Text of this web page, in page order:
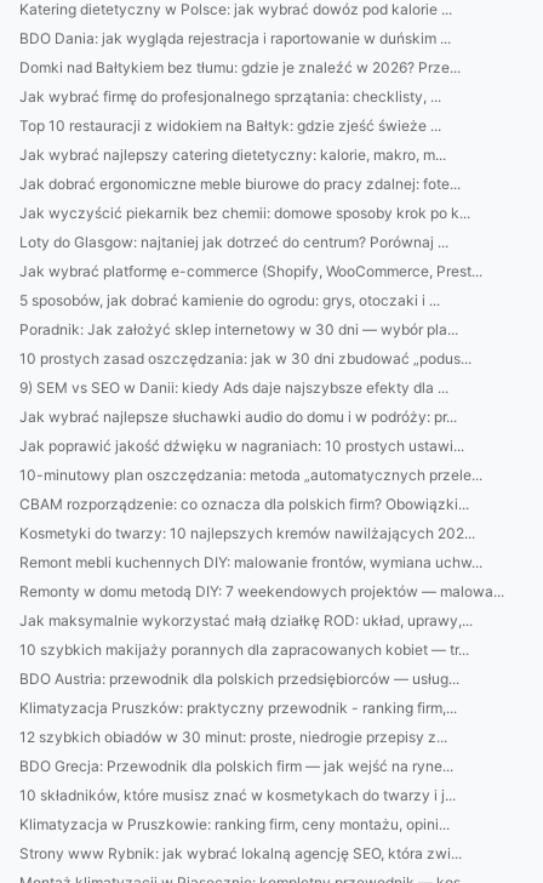
Katering dietetyczny w Polsce: jak wybrać dowóz pod kalorie ...
BDO Dania: jak wygląda rejestracja i raportowanie w duńskim ...
Domki nad Bałtykiem bez tłumu: gdzie je znaleźć w 2026? Prze...
Jak wybrać firmę do profesjonalnego sprzątania: checklisty, ...
Top 10 restauracji z widokiem na Bałtyk: gdzie zjeść świeże ...
Jak wybrać najlepszy catering dietetyczny: kalorie, makro, m...
Jak dobrać ergonomiczne meble biurowe do pracy zdalnej: fote...
Jak wyczyścić piekarnik bez chemii: domowe sposoby krok po k...
Loty do Glasgow: najtaniej jak dotrzeć do centrum? Porównaj ...
Jak wybrać platformę e-commerce (Shopify, WooCommerce, Prest...
5 sposobów, jak dobrać kamienie do ogrodu: grys, otoczaki i ...
Poradnik: Jak założyć sklep internetowy w 30 dni — wybór pla...
10 prostych zasad oszczędzania: jak w 30 dni zbudować „podus...
9) SEM vs SEO w Danii: kiedy Ads daje najszybsze efekty dla ...
Jak wybrać najlepsze słuchawki audio do domu i w podróży: pr...
Jak poprawić jakość dźwięku w nagraniach: 10 prostych ustawi...
10-minutowy plan oszczędzania: metoda „automatycznych przele...
CBAM rozporządzenie: co oznacza dla polskich firm? Obowiązki...
Kosmetyki do twarzy: 10 najlepszych kremów nawilżających 202...
Remont mebli kuchennych DIY: malowanie frontów, wymiana uchw...
Remonty w domu metodą DIY: 7 weekendowych projektów — malowa...
Jak maksymalnie wykorzystać małą działkę ROD: układ, uprawy,...
10 szybkich makijaży porannych dla zapracowanych kobiet — tr...
BDO Austria: przewodnik dla polskich przedsiębiorców — usług...
Klimatyzacja Pruszków: praktyczny przewodnik - ranking firm,...
12 szybkich obiadów w 30 minut: proste, niedrogie przepisy z...
BDO Grecja: Przewodnik dla polskich firm — jak wejść na ryne...
10 składników, które musisz znać w kosmetykach do twarzy i j...
Klimatyzacja w Pruszkowie: ranking firm, ceny montażu, opini...
Strony www Rybnik: jak wybrać lokalną agencję SEO, która zwi...